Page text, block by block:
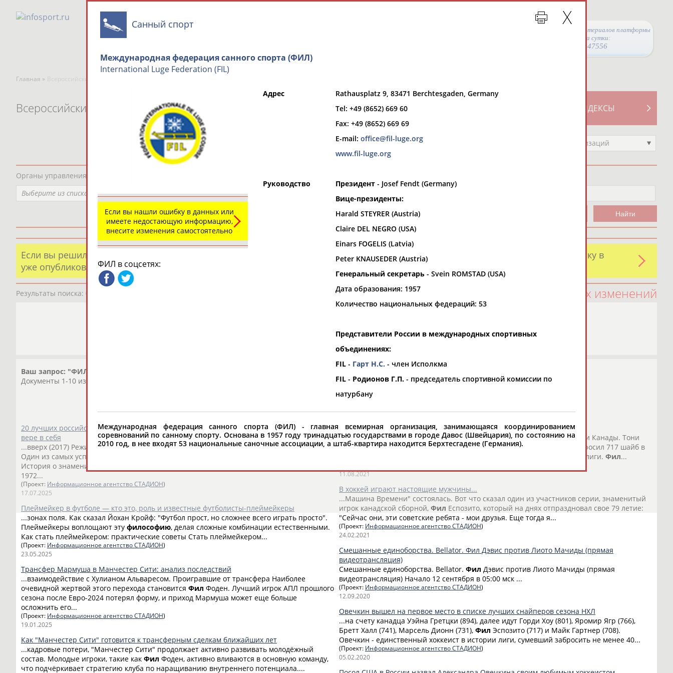
Просмотры материалов платформы
за сутки:
47556
Главная »
СВОДНЫЕ ИНДЕКСЫ
ТАБЛО АКТИВНОСТИ
РЕСУРСНАЯ ПЛОЩАДКА
Всероссийские спортивные организации
Выберите другой тип организаций
Органы управления, федерации, ВУЗы, Академии и т.п.
Выберите из списка
Если вы решили разместить информацию о хорошо известной вам спортивной организации или обнаружили какую-либо ошибку в
уже опубликованных данных и хотите ее исправить, пожалуйста, вы можете это сделать самостоятельно
Результаты поиска: 0 организаций 100 последних изменений
Ваш запрос: "ФИЛ"
Документы 1-10 из 84 найденных уникальных документов
20 лучших российских сериалов про спорт: вдохновляющие истории о борьбе, победах и
вере в себя
...вверх (2017) Режиссёр: Антон Мегердичев В ролях: Мартон Чакши, Александр Петров
Один из самых успешных отечественных
История о знаменитом матче сборной СССР по баскетболу против США на Олимпиаде
1972...
(Проект: Информационное агентство СТАДИОН)
17.07.2025
Плеймейкер в футболе — кто это, роль и известные футболисты-плеймейкеры
...зонах поля. Как сказал Йохан Кройф: "Футбол прост, но сложнее всего играть просто".
Плеймейкеры воплощают эту философию, делая сложные комбинации естественными.
Как стать плеймейкером: практические советы Стать плеймейкером...
(Проект: Информационное агентство СТАДИОН)
23.05.2025
Трансфер Мармуша в Манчестер Сити: анализ последствий
...взаимодействие с Хулианом Альваресом. Проигравшие от трансфера Наиболее
очевидной жертвой этого перехода становится Фил Фоден. Лучший игрок АПЛ прошлого
сезона после Евро-2024 потерял форму, и приход Мармуша может еще больше
осложнить его...
(Проект: Информационное агентство СТАДИОН)
19.01.2025
Как "Манчестер Сити" готовится к трансферным сделкам ближайших лет
...кадровые потери, "Манчестер Сити" продолжает активно развивать молодёжный
состав. Молодые игроки, такие как Фил Фоден, активно вливаются в основную команду,
что подчёркивает стратегию клуба по наращиванию внутреннего потенциала....
Умер участник Суперсерии 1972 года Тони Эспозито
...и седьмом (4:3) матчах Суперсерии 1972 года между сборными СССР и Канады. Тони
Эспозито является братом нападающегоФилаЭспозито, который забросил 717 шайб в
НХЛ и занимает седьмое место в списке лучших снайперов в истории лиги. Фил...
11.08.2021
В хоккей играют настоящие мужчины...
...Машина Времени" состоялась. Вот что сказал один из участников серии, знаменитый
игрок канадской сборной, Фил Еспозито, который на днях отпраздновал свое 79 летие:
"Сейчас они, эти советские ребята - мои друзья. Еще тогда я...
(Проект: Информационное агентство СТАДИОН)
24.02.2021
Смешанные единоборства. Bellator. Фил Дэвис против Лиото Мачиды (прямая
видеотрансляция)
Смешанные единоборства. Bellator. Фил Дэвис против Лиото Мачиды (прямая
видеотрансляция) Начало 12 сентября в 05:00 мск ...
(Проект: Информационное агентство СТАДИОН)
12.09.2020
Овечкин вышел на первое место в списке лучших снайперов сезона НХЛ
...на счету канадца Уэйна Гретцки (894), далее идут Горди Хоу (801), Яромир Ягр (766),
Бретт Халл (741), Марсель Дионн (731), Фил Эспозито (717) и Майк Гартнер (708).
Овечкин - единственный хоккеист в истории лиги, сумевший забросить не менее 40...
(Проект: Информационное агентство СТАДИОН)
05.02.2020
Санный спорт
Международная федерация санного спорта (ФИЛ)
International Luge Federation (FIL)
Если вы нашли ошибку в данных или
имеете недостающую информацию,
внесите изменения самостоятельно
ФИЛ в соцсетях:
Адрес
Rathausplatz 9, 83471 Berchtesgaden, Germany
Tel: +49 (8652) 669 60
Fax: +49 (8652) 669 69
E-mail: office@fil-luge.org
www.fil-luge.org
Руководство Президент - Josef Fendt (Germany)
Вице-президенты:
Harald STEYRER (Austria)
Claire DEL NEGRO (USA)
Einars FOGELIS (Latvia)
Peter KNAUSEDER (Austria)
Генеральный секретарь - Svein ROMSTAD (USA)
Дата образования: 1957
Количество национальных федераций: 53
Представители России в международных спортивных
объединениях:
FIL - Гарт Н.С. - член Исполкма
FIL - Родионов Г.П. - председатель спортивной комиссии по
натурбану
Международная федерация санного спорта (ФИЛ) - главная всемирная организация, занимающаяся координированием
соревнований по санному спорту. Основана в 1957 году тринадцатью государствами в городе Давос (Швейцария), по состоянию на
2010 год, в нее входят 53 национальные саночные ассоциации, а штаб-квартира находится Берхтесгадене (Германия).